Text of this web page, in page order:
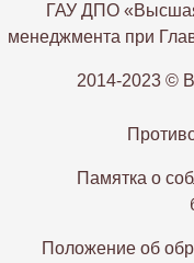
ГАУ ДПО
менеджмента при
2014-2023 ©
Памятка о
Положение об